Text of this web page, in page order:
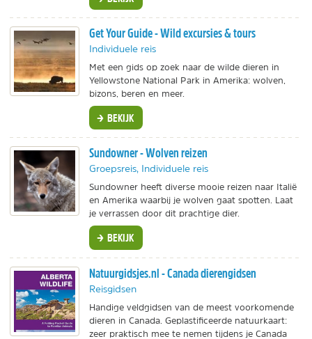
Get Your Guide - Wild excursies & tours
Individuele reis
Met een gids op zoek naar de wilde dieren in
Yellowstone National Park in Amerika: wolven,
bizons, beren en meer.
BEKIJK
Sundowner - Wolven reizen
Groepsreis, Individuele reis
Sundowner heeft diverse mooie reizen naar Italië
en Amerika waarbij je wolven gaat spotten. Laat
je verrassen door dit prachtige dier.
BEKIJK
Natuurgidsjes.nl - Canada dierengidsen
Reisgidsen
Handige veldgidsen van de meest voorkomende
dieren in Canada. Geplastificeerde natuurkaart:
zeer praktisch mee te nemen tijdens je Canada